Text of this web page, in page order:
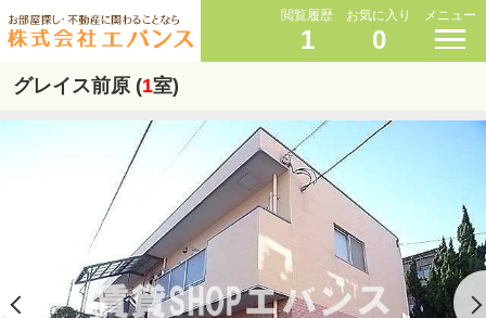
閲覧履歴
1
お気に入り
0
メニュー
グレイス前原 (1室)